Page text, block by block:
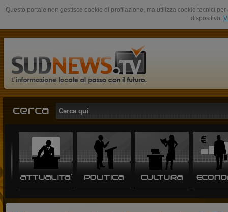
Questo portale non gestisce cookie di profilazione, ma utilizza cookie tecnici
dispositivo.